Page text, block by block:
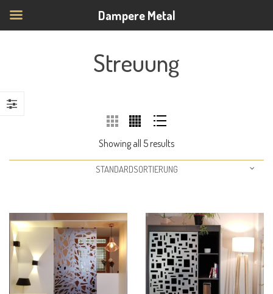
Streuung
Showing all 5 results
STANDARDSORTIERUNG
Dampere Metal